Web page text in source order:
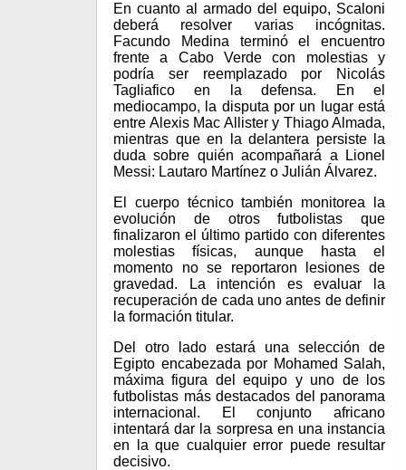
En cuanto al armado del equipo, Scaloni
deberá resolver varias incógnitas.
Facundo Medina terminó el encuentro
frente a Cabo Verde con molestias y
podría ser reemplazado por Nicolás
Tagliafico en la defensa. En el
mediocampo, la disputa por un lugar está
entre Alexis Mac Allister y Thiago Almada,
mientras que en la delantera persiste la
duda sobre quién acompañará a Lionel
Messi: Lautaro Martínez o Julián Álvarez.
El cuerpo técnico también monitorea la
evolución de otros futbolistas que
finalizaron el último partido con diferentes
molestias físicas, aunque hasta el
momento no se reportaron lesiones de
gravedad. La intención es evaluar la
recuperación de cada uno antes de definir
la formación titular.
Del otro lado estará una selección de
Egipto encabezada por Mohamed Salah,
máxima figura del equipo y uno de los
futbolistas más destacados del panorama
internacional. El conjunto africano
intentará dar la sorpresa en una instancia
en la que cualquier error puede resultar
decisivo.